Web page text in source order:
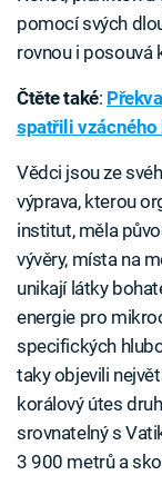
pomocí svých
rovnou i posouvá
Čtěte také:
spatřili vzácného
Vědci jsou ze
výprava, kterou
institut, měla
vývěry, místa na
unikají látky
energie pro
specifických
taky objevili
korálový útes
srovnatelný s
3 900 metrů a